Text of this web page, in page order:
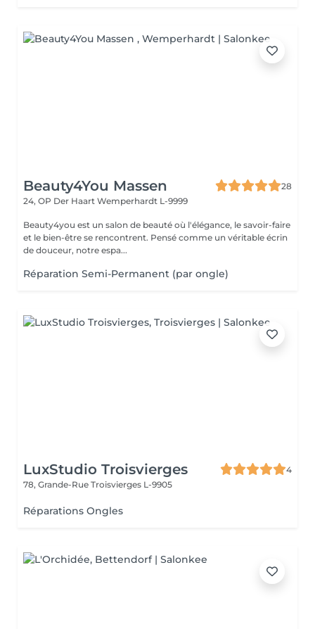
Beauty4You Massen
28
24, OP Der Haart Wemperhardt L-9999
Beauty4you est un salon de beauté où l'élégance, le savoir-faire
et le bien-être se rencontrent. Pensé comme un véritable écrin
de douceur, notre espa...
Réparation Semi-Permanent (par ongle)
LuxStudio Troisvierges
4
78, Grande-Rue Troisvierges L-9905
Réparations Ongles